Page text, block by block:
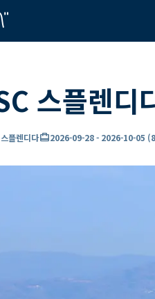
스플렌디
플렌디다card_travel2026-09-28- 2026-10-05 (